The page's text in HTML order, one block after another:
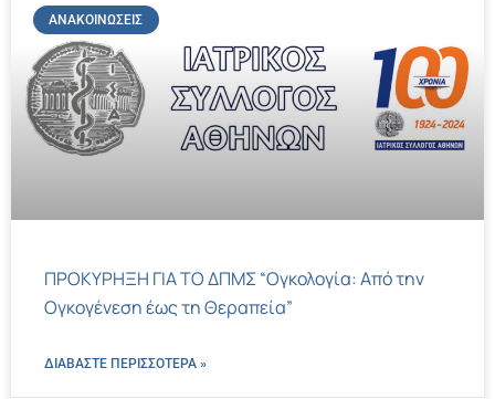
ΑΝΑΚΟΙΝΏΣΕΙΣ
ΠΡΟΚΥΡΗΞΗ ΓΙΑ ΤΟ ΔΠΜΣ “Ογκολογία: Από την
Ογκογένεση έως τη Θεραπεία”
ΔΙΑΒΑΣΤΕ ΠΕΡΙΣΣΌΤΕΡΑ »